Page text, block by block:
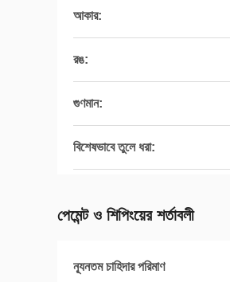
আকার:
রঙ:
গুণমান:
বিশেষভাবে তুলে ধরা:
পেমেন্ট ও শিপিংয়ের শর্তাবলী
ন্যূনতম চাহিদার পরিমাণ